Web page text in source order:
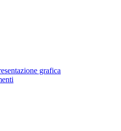
grafica